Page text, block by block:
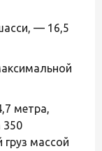
— 16,5
метра,
350
массой